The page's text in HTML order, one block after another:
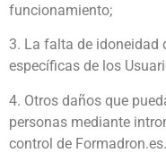
funcionamiento;
3. La falta de idoneidad
específicas de los
4. Otros daños que
personas mediante
control de Formadron.es.